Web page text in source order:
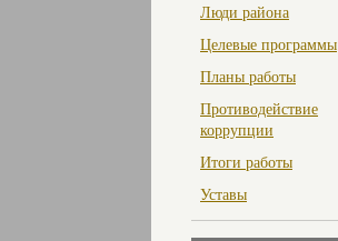
Люди района
Целевые программы
Планы работы
Противодействие
коррупции
Итоги работы
Уставы